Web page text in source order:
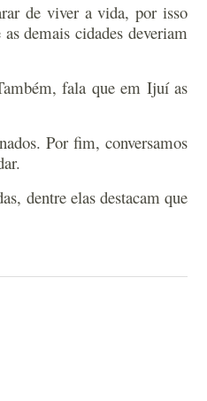
de viver a vida, por isso
demais cidades deveriam
fala que em Ijuí as
Por fim, conversamos
dentre elas destacam que